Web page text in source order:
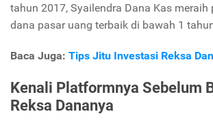
tahun 2017, Syailendra Dana Kas meraih
dana pasar uang terbaik di bawah 1
Baca Juga: Tips Jitu Investasi Reksa
Kenali Platformnya Sebelum
Reksa Dananya